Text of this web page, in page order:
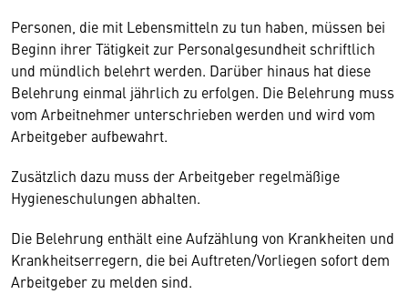
Personen, die mit Lebensmitteln zu tun haben, müssen bei
Beginn ihrer Tätigkeit zur Personalgesundheit schriftlich
und mündlich belehrt werden. Darüber hinaus hat diese
Belehrung einmal jährlich zu erfolgen. Die Belehrung muss
vom Arbeitnehmer unterschrieben werden und wird vom
Arbeitgeber aufbewahrt.
Zusätzlich dazu muss der Arbeitgeber regelmäßige
Hygieneschulungen abhalten.
Die Belehrung enthält eine Aufzählung von Krankheiten und
Krankheitserregern, die bei Auftreten/Vorliegen sofort dem
Arbeitgeber zu melden sind.